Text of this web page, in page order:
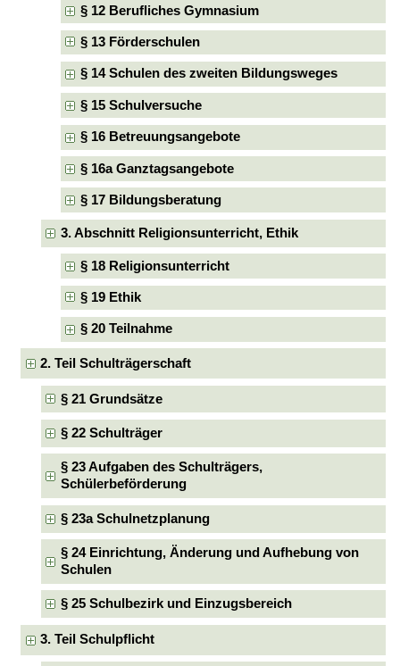
§ 12 Berufliches Gymnasium
§ 13 Förderschulen
§ 14 Schulen des zweiten Bildungsweges
§ 15 Schulversuche
§ 16 Betreuungsangebote
§ 16a Ganztagsangebote
§ 17 Bildungsberatung
3. Abschnitt Religionsunterricht, Ethik
§ 18 Religionsunterricht
§ 19 Ethik
§ 20 Teilnahme
2. Teil Schulträgerschaft
§ 21 Grundsätze
§ 22 Schulträger
§ 23 Aufgaben des Schulträgers,
Schülerbeförderung
§ 23a Schulnetzplanung
§ 24 Einrichtung, Änderung und Aufhebung von
Schulen
§ 25 Schulbezirk und Einzugsbereich
3. Teil Schulpflicht